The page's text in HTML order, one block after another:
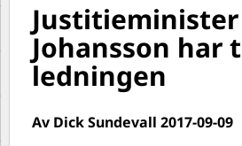
Johansson har
ledningen
Av Dick Sundevall 2017-09-09